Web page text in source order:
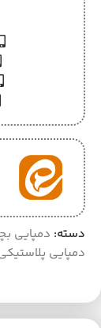
دسته: دمپایی
دمپایی